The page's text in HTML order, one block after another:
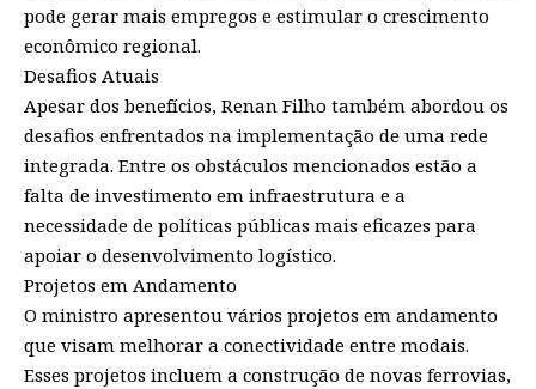
pode gerar mais empregos e estimular o crescimento
econômico regional.
Desafios Atuais
Apesar dos benefícios, Renan Filho também abordou os
desafios enfrentados na implementação de uma rede
integrada. Entre os obstáculos mencionados estão a
falta de investimento em infraestrutura e a
necessidade de políticas públicas mais eficazes para
apoiar o desenvolvimento logístico.
Projetos em Andamento
O ministro apresentou vários projetos em andamento
que visam melhorar a conectividade entre modais.
Esses projetos incluem a construção de novas ferrovias,